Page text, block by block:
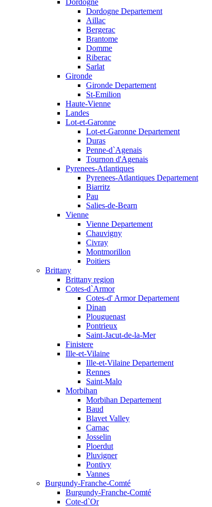
Dordogne
Dordogne Departement
Aillac
Bergerac
Brantome
Domme
Riberac
Sarlat
Gironde
Gironde Departement
St-Emilion
Haute-Vienne
Landes
Lot-et-Garonne
Lot-et-Garonne Departement
Duras
Penne-d`Agenais
Tournon d'Agenais
Pyrenees-Atlantiques
Pyrenees-Atlantiques Departement
Biarritz
Pau
Salies-de-Bearn
Vienne
Vienne Departement
Chauvigny
Civray
Montmorillon
Poitiers
Brittany
Brittany region
Cotes-d`Armor
Cotes-d' Armor Departement
Dinan
Plouguenast
Pontrieux
Saint-Jacut-de-la-Mer
Finistere
Ille-et-Vilaine
Ille-et-Vilaine Departement
Rennes
Saint-Malo
Morbihan
Morbihan Departement
Baud
Blavet Valley
Carnac
Josselin
Ploerdut
Pluvigner
Pontivy
Vannes
Burgundy-Franche-Comté
Burgundy-Franche-Comté
Cote-d`Or